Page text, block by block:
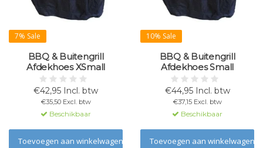
7% Sale
BBQ & Buitengrill
Afdekhoes XSmall
€42,95 Incl. btw
€35,50 Excl. btw
Beschikbaar
Toevoegen aan winkelwagen
10% Sale
BBQ & Buitengrill
Afdekhoes Small
€44,95 Incl. btw
€37,15 Excl. btw
Beschikbaar
Toevoegen aan winkelwagen